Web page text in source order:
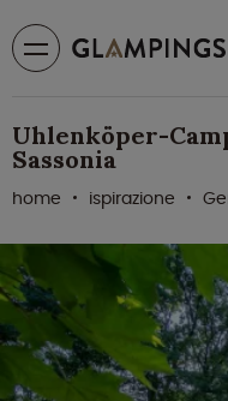
Uhlenköper-
Sassonia
home ispirazione